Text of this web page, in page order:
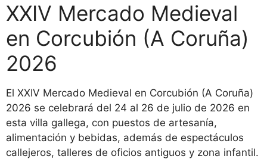
XXIV Mercado Medieval
en Corcubión (A Coruña)
2026
El XXIV Mercado Medieval en Corcubión (A Coruña)
2026 se celebrará del 24 al 26 de julio de 2026 en
esta villa gallega, con puestos de artesanía,
alimentación y bebidas, además de espectáculos
callejeros, talleres de oficios antiguos y zona infantil.